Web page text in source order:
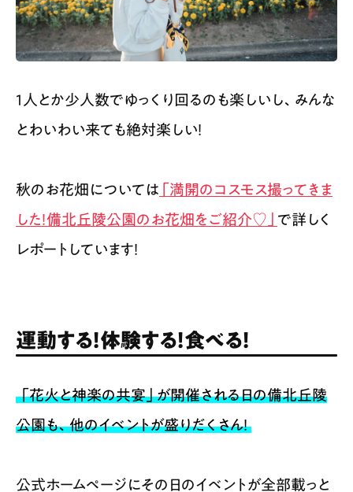
1人とか少人数でゆっくり回るのも楽しいし、みんな
とわいわい来ても絶対楽しい！
秋のお花畑については 「満開のコスモス撮ってきま
した！備北丘陵公園のお花畑をご紹介♡」 で詳しく
レポートしています！
運動する！体験する！食べる！
「花火と神楽の共宴」が開催される日の備北丘陵
公園も、他のイベントが盛りだくさん！
公式ホームページにその日のイベントが全部載っと